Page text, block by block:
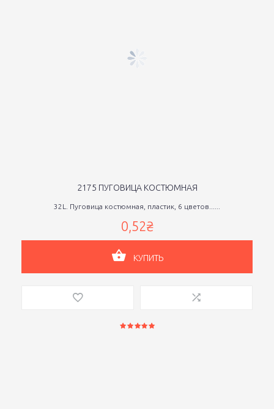
2175 ПУГОВИЦА КОСТЮМНАЯ
32L. Пуговица костюмная, пластик, 6 цветов......
0,52₴
КУПИТЬ